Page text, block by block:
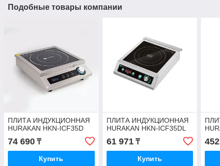
Подобные товары компании
ПЛИТА ИНДУКЦИОННАЯ
HURAKAN HKN-ICF35D
74 690 ₸
Купить
ПЛИТА ИНДУКЦИОННАЯ
HURAKAN HKN-ICF35DL
61 971₸
Купить